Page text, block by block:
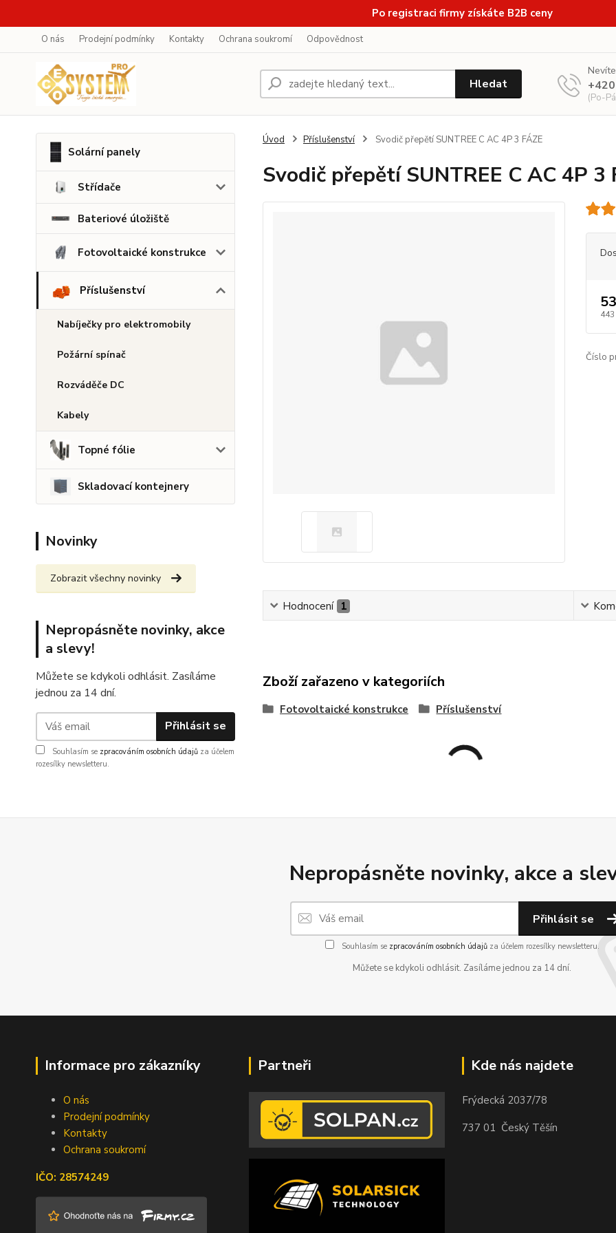
Po registraci firmy získáte B2B ceny
O nás Prodejní podmínky Kontakty Ochrana soukromí Odpovědnost
Hledat
(Po-
Solární panely
Střídače
Bateriové úložiště
Fotovoltaické konstrukce
Příslušenství
Nabíječky pro elektromobily
Požární spínač
Rozváděče DC
Kabely
Topné fólie
Skladovací kontejnery
Novinky
Zobrazit všechny novinky
Nepropásněte novinky, akce
a slevy!
Můžete se kdykoli odhlásit. Zasíláme
jednou za 14 dní.
Přihlásit se
Souhlasím se zpracováním osobních údajů za účelem
rozesílky newsletteru.
Úvod Příslušenství Svodič přepětí SUNTREE C AC 4P 3 FÁZE
Svodič přepětí SUNTREE C AC 4P 3
443
Číslo
Hodnocení 1
Zboží zařazeno v kategoriích
Fotovoltaické konstrukce Příslušenství
Nepropásněte novinky, akce a
Přihlásit se
Souhlasím se zpracováním osobních údajůza účelem rozesílky newsletteru.
Můžete se kdykoli odhlásit. Zasíláme jednou za 14 dní.
Informace pro zákazníky
O nás
Prodejní podmínky
Kontakty
Ochrana soukromí
IČO: 28574249
Partneři Kde nás najdete
Frýdecká 2037/78
737 01 Český Těšín